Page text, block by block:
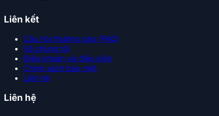
Liên kết
Câu hỏi thường gặp (FAQ)
Về chúng tôi
Điều khoản và điều kiện
Chính sách bảo mật
Liên hệ
Liên hệ